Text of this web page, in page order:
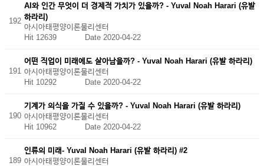
192
AI와 인간 무엇이 더 경제적 가치가 있을까? - Yuval Noah Harari (유발
하라리)
아시아태평양이론물리센터
Hit 12639
Date 2020-04-22
191
어떤 직업이 미래에도 살아남을까? - Yuval Noah Harari (유발 하라리)
아시아태평양이론물리센터
Hit 10292 Date 2020-04-22
190
기계가 의식을 가질 수 있을까? - Yuval Noah Harari (유발 하라리)
아시아태평양이론물리센터
Hit 10962 Date 2020-04-22
189
인류의 미래- Yuval Noah Harari (유발 하라리) #2
아시아태평양이론물리센터